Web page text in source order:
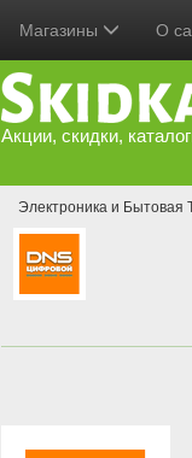
Магазины О
Акции, скидки,
Электроника и Бытовая